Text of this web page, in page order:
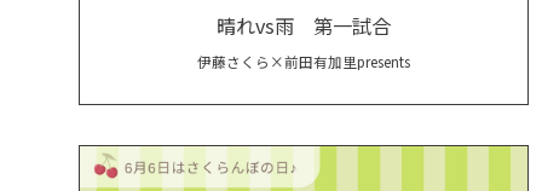
晴れvs雨 第一試合
伊藤さくら×前田有加里presents